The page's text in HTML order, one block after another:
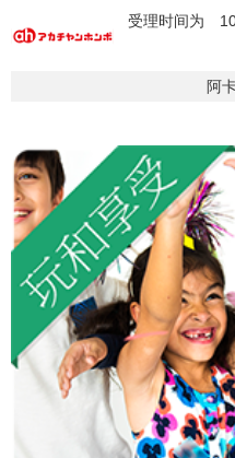
受理时间为
阿